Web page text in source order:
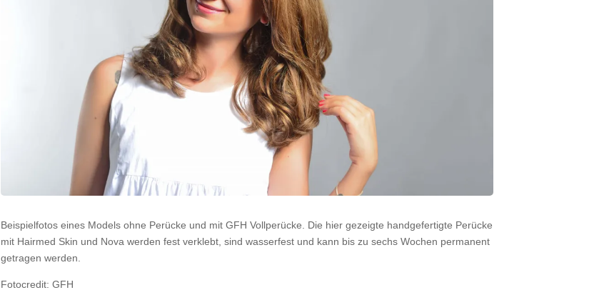
Beispielfotos eines Models ohne Perücke und mit GFH Vollperücke. Die hier gezeigte handgefertigte Perücke
mit Hairmed Skin und Nova werden fest verklebt, sind wasserfest und kann bis zu sechs Wochen permanent
getragen werden.
Fotocredit: GFH